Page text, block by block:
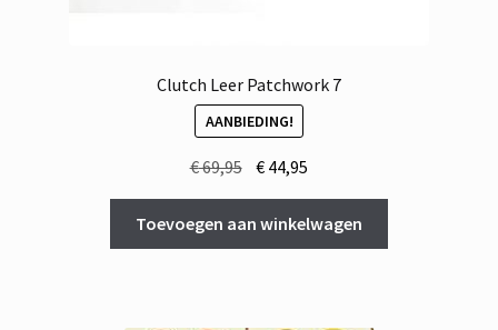
Clutch Leer Patchwork 7
AANBIEDING!
€69,95 Oorspronkelijke
prijs
was:
€ 69,95.
€ 44,95
prijs
is:
€ 44,95.
Toevoegen aan winkelwagen